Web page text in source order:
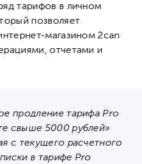
тарифов в личном
позволяет
магазином 2can
отчетами и
продление тарифа Pro
свыше 5000 рублей»
с текущего расчетного
в тарифе Pro